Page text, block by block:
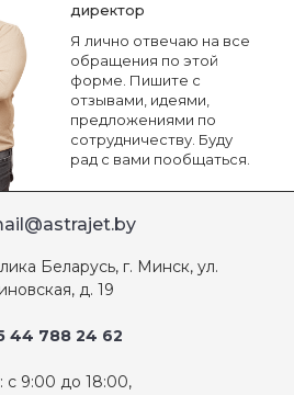
директор
Я лично отвечаю на все
обращения по этой
форме. Пишите с
отзывами, идеями,
предложениями по
сотрудничеству. Буду
рад с вами пообщаться.
Беларусь, г. Минск, ул.
д. 19
44 788 24 62
с 9:00 до 18:00,